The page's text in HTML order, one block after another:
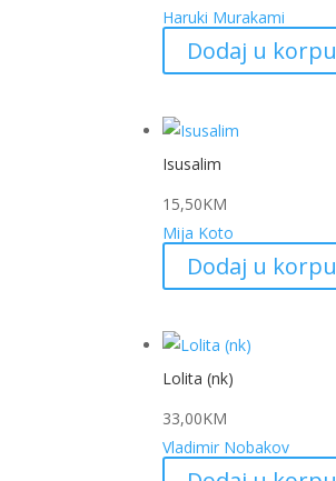
Haruki Murakami
Dodaj u korpu
Isusalim
15,50KM
Mija Koto
Dodaj u korpu
Lolita (nk)
33,00KM
Vladimir Nobakov